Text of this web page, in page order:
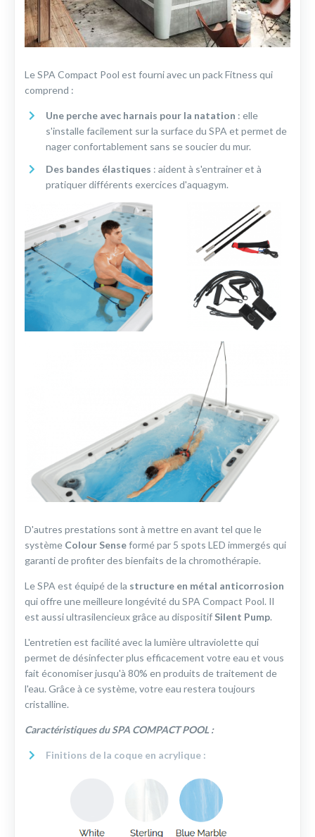
Le SPA Compact Pool est fourni avec un pack Fitness qui
comprend :
Une perche avec harnais pour la natation : elle
s'installe facilement sur la surface du SPA et permet de
nager confortablement sans se soucier du mur.
Des bandes élastiques : aident à s'entrainer et à
pratiquer différents exercices d'aquagym.
D'autres prestations sont à mettre en avant tel que le
système Colour Senseformé par 5 spots LED immergés qui
garanti de profiter des bienfaits de la chromothérapie.
Le SPA est équipé de la structure en métal anticorrosion
qui offre une meilleure longévité du SPA Compact Pool. Il
est aussi ultrasilencieux grâce au dispositif Silent Pump.
L'entretien est facilité avec la lumière ultraviolette qui
permet de désinfecter plus efficacement votre eau et vous
fait économiser jusqu'à 80% en produits de traitement de
l'eau. Grâce à ce système, votre eau restera toujours
cristalline.
Caractéristiques du SPA COMPACT POOL :
Finitions de la coque en acrylique :